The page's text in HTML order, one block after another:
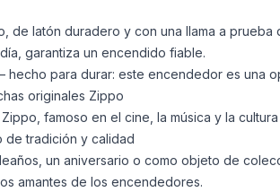
latón duradero y con una llama a
garantiza un encendido fiable.
para durar: este encendedor es una
originales Zippo
famoso en el cine, la música y la
de tradición y calidad
un aniversario o como objeto de
amantes de los encendedores.